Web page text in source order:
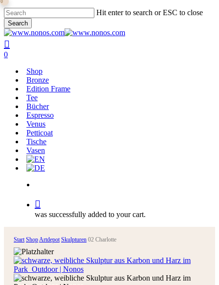
Skip
to
main
content
Hit enter to search or ESC to close
Search
Close
Search
search
0
Shop
Bronze
Edition Frame
Tee
Bücher
Espresso
Venus
Petticoat
Tische
Vasen
0
was successfully added to your cart.
Start ShopArtdepot Skulpturen 02 Charlotte